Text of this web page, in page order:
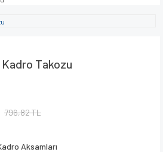
Kadro Takozu
796,82 TL
Aksamları